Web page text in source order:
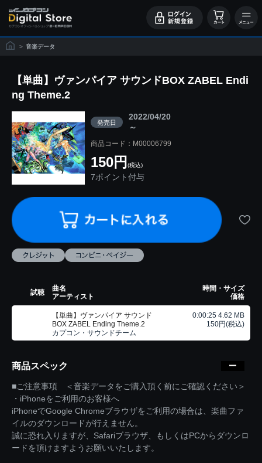
> 音楽データ
【単曲】ヴァンパイア サウンドBOX ZABEL Endi
ng Theme.2
発売日
2022/04/20
～
商品コード：M00006799
150円 (税込)
7ポイント付与
試聴
曲名
アーティスト
時間・サイズ
価格
【単曲】ヴァンパイア サウンド
BOX ZABEL Ending Theme.2
カプコン・サウンドチーム
0:00:25 4.62 MB
150円(税込)
商品スペック
■ご注意事項 ＜音楽データをご購入頂く前にご確認ください＞
・iPhoneをご利用のお客様へ
iPhoneでGoogle Chromeブラウザをご利用の場合は、楽曲ファ
イルのダウンロードが行えません。
誠に恐れ入りますが、Safariブラウザ、もしくはPCからダウンロ
ードを頂けますようお願いいたします。